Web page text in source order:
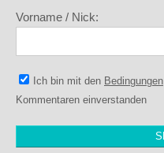
Vorname / Nick:
Ich bin mit den Bedingungen
Kommentaren einverstanden